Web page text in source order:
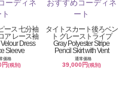
ース 七分袖
ア レース袖
Dress
Sleeve
価格
円(税別)
タイトスカート後ろベン
ト グレーストライプ
Gray Polyester Stripe
Pencil Skirt with Vent
通常価格
39,000円 (税別)